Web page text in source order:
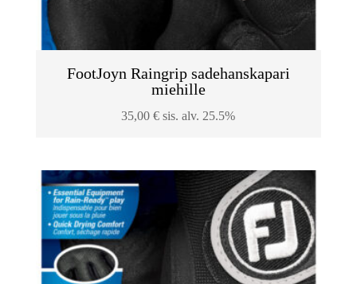
FootJoyn Raingrip sadehanskapari
miehille
35,00€ sis. alv. 25.5%